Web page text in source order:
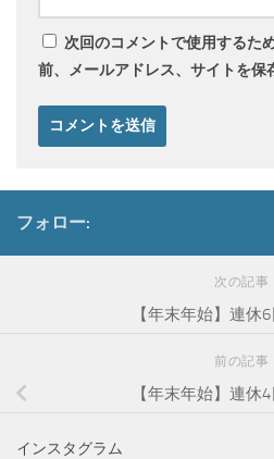
次回のコメントで使用するた
前、メールアドレス、サイトを保
フォロー:
次の記事
【年末年始】連休
前の記事
【年末年始】連休
インスタグラム